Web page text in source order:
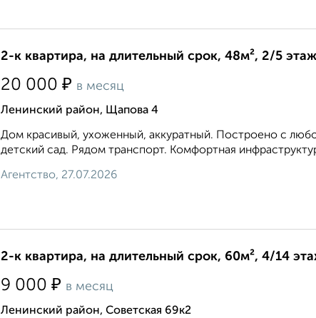
2-к квартира, на длительный срок, 48м², 2/5 этаж
20 000 ₽ в месяц
Ленинский район, Щапова 4
Дом красивый, ухоженный, аккуратный. Построено с
детский сад. Рядом транспорт. Комфортная
Агентство, 27.07.2026
2-к квартира, на длительный срок, 60м², 4/14
9 000 ₽ в месяц
Ленинский район, Советская 69к2